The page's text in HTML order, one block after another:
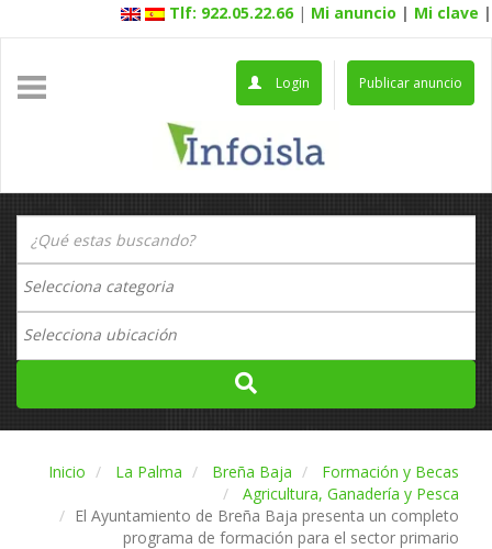
Tlf: 922.05.22.66 | Mi anuncio | Mi clave |
Publicar anuncio
Login
Inicio La Palma Breña Baja
Formación y Becas
Agricultura, Ganadería y Pesca
El Ayuntamiento de Breña Baja presenta un completo
programa de formación para el sector primario